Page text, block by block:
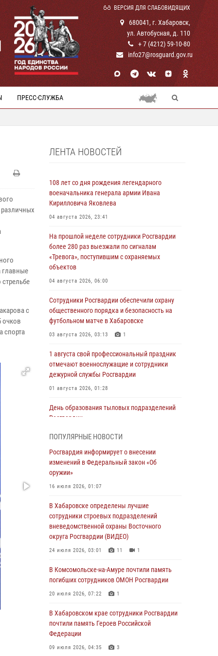
ВЕРСИЯ ДЛЯ СЛАБОВИДЯЩИХ
680041, г. Хабаровск,
ул. Автобусная, д. 110
+ 7 (4212) 59-10-80
info27@rosguard.gov.ru
ПРЕСС-СЛУЖБА
главные
с
очков
спорта
ЛЕНТА НОВОСТЕЙ
108 лет со дня рождения легендарного
военачальника генерала армии Ивана
Кирилловича Яковлева
04 августа 2026, 23:41
На прошлой неделе сотрудники Росгвардии
более 280 раз выезжали по сигналам
«Тревога», поступившим с охраняемых
объектов
04 августа 2026, 06:00
Сотрудники Росгвардии обеспечили охрану
общественного порядка и безопасность на
футбольном матче в Хабаровске
03 августа 2026, 03:13 1
1 августа свой профессиональный праздник
отмечают военнослужащие и сотрудники
дежурной службы Росгвардии
01 августа 2026, 01:28
День образования тыловых подразделений
Росгвардии
В Управлении Росгвардии по Хабаровскому
краю состоялось информирование личного
состава по вопросам реализации
В г. Советская Гавань сотрудники Росгвардии
оказали помощь женщине, потерявшей
сознание во время массового мероприятия
29 июля 2026, 23:24 2
В Хабаровске продолжается акция
«Каникулы с Росгвардией»
29 июля 2026, 02:51 3
За прошедшую неделю в Хабаровском крае
росгвардейцы провели свыше 120 проверок
условий хранения оружия
28 июля 2026, 06:28
ПОПУЛЯРНЫЕ НОВОСТИ
Росгвардия информирует о внесении
изменений в Федеральный закон «Об
оружии»
16 июля 2026, 01:07
В Хабаровске определены лучшие
сотрудники строевых подразделений
вневедомственной охраны Восточного
округа Росгвардии (ВИДЕО)
24 июля 2026, 03:01 11 1
В Комсомольске-на-Амуре почтили память
погибших сотрудников ОМОН Росгвардии
20 июля 2026, 07:22 1
В Хабаровском крае сотрудники Росгвардии
почтили память Героев Российской
Федерации
09 июля 2026, 04:35 3